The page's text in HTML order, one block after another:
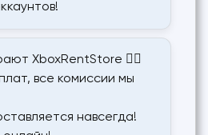
XboxRentStore ❤️‍🔥
все комиссии мы
навсегда!